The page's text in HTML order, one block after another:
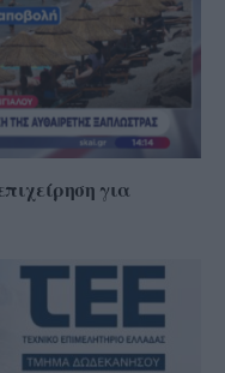
για